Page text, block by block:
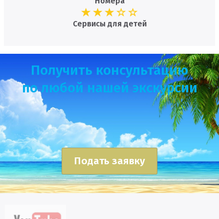
Сервисы для детей
Получить консультацию
по любой нашей экскурсии
Подать заявку